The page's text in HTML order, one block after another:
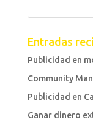
Entradas
Publicidad en
Community
Publicidad en
Ganar dinero